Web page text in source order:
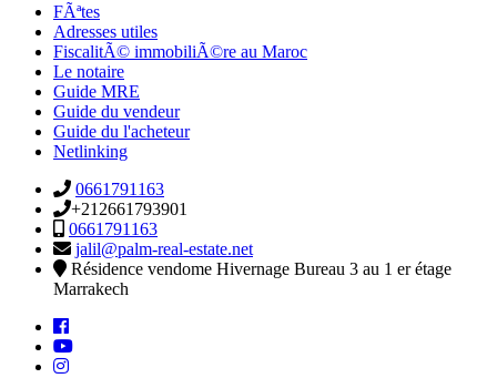
FÃªtes
Adresses utiles
FiscalitÃ© immobiliÃ©re au Maroc
Le notaire
Guide MRE
Guide du vendeur
Guide du l'acheteur
Netlinking
0661791163
+212661793901
0661791163
jalil@palm-real-estate.net
Résidence vendome Hivernage Bureau 3 au 1 er étage
Marrakech